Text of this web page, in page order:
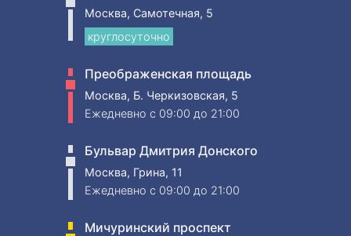
Москва, Самотечная, 5
круглосуточно
Преображенская площадь
Москва, Б. Черкизовская, 5
Ежедневно c 09:00 до 21:00
Бульвар Дмитрия Донского
Москва, Грина, 11
Ежедневно c 09:00 до 21:00
Мичуринский проспект